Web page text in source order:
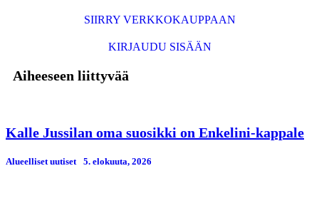
SIIRRY VERKKOKAUPPAAN
KIRJAUDU SISÄÄN
Aiheeseen liittyvää
Kalle Jussilan oma suosikki on Enkelini-kappale
Alueelliset uutiset 5. elokuuta, 2026